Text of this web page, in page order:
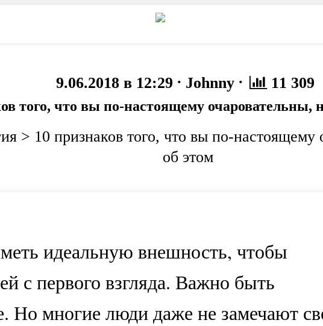
Животные
9.06.2018 в 12:29 · Johnny · 11 309
того, что вы по-настоящему очаровательны,
> 10 признаков того, что вы по-настоящему
об этом
идеальную внешность, чтобы
с первого взгляда. Важно быть
Но многие люди даже не замечают